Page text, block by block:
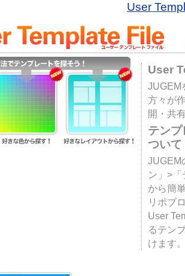
User
User
JUGEM
方々が
開・共
テン
ついて
JUGEM
ン」>
から簡
リポブ
User
るテン
けます